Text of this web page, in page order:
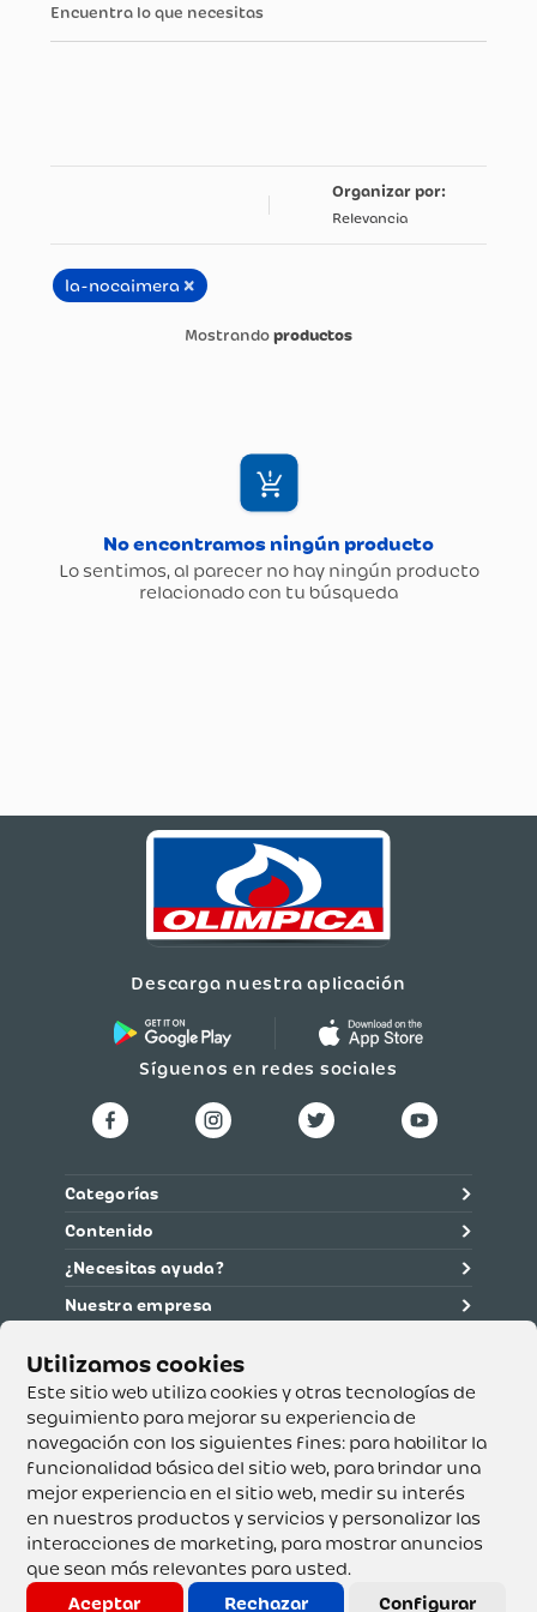
Este sitio web utiliza cookies y otras tecnologías de
seguimiento para mejorar su experiencia de
navegación con los siguientes fines: para habilitar la
funcionalidad básica del sitio web, para brindar una
mejor experiencia en el sitio web, medir su interés
en nuestros productos y servicios y personalizar las
interacciones de marketing, para mostrar anuncios
que sean más relevantes para usted.
Aceptar
Rechazar Configurar
Encuentra lo que necesitas
Relevancia
la-nocaimera ×
productos
Descarga nuestra aplicación
Síguenos en redes sociales
Categorías
Contenido
¿Necesitas ayuda?
Nuestra empresa
Supertiendas y Drogería Olímpica S.A. - Nit 890.107.487 -
Dirección de notificación: Calle 53 No. 46-192 local 3-01
Teléfono: 3232540999 - Correo:
servicioalcliente@olimpica.com.co
Copyright o Actualización 2023 OLÍMPICA S.A. Derechos
Reservados.